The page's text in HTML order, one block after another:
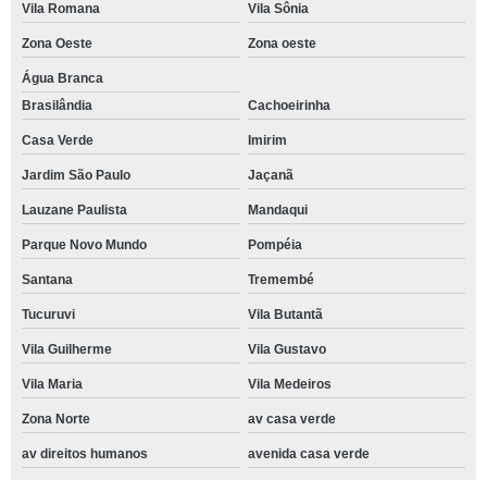
Vila Romana Vila Sônia
Zona Oeste Zona oeste
Água Branca
Brasilândia
Cachoeirinha
Casa Verde Imirim
Jardim São Paulo Jaçanã
Lauzane Paulista Mandaqui
Parque Novo Mundo Pompéia
Santana Tremembé
Tucuruvi Vila Butantã
Vila Guilherme Vila Gustavo
Vila Maria Vila Medeiros
Zona Norte av casa verde
av direitos humanos avenida casa verde